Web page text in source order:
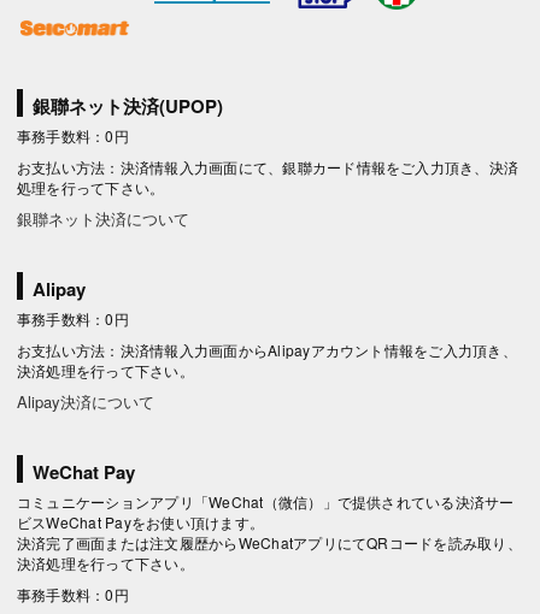
銀聯ネット決済(UPOP)
事務手数料：0円
お支払い方法：決済情報入力画面にて、銀聯カード情報をご入力頂き、決済
処理を行って下さい。
銀聯ネット決済について
Alipay
事務手数料：0円
お支払い方法：決済情報入力画面からAlipayアカウント情報をご入力頂き、
決済処理を行って下さい。
Alipay決済について
WeChat Pay
コミュニケーションアプリ「WeChat（微信）」で提供されている決済サー
ビスWeChat Payをお使い頂けます。
決済完了画面または注文履歴からWeChatアプリにてQRコードを読み取り、
決済処理を行って下さい。
事務手数料：0円